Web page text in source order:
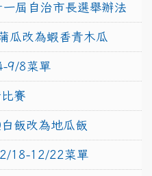
屆自治市長選舉辦法
瓜改為蝦香青木瓜
9/8菜單
賽
飯改為地瓜飯
18-12/22菜單